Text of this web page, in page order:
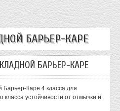
БАРЬЕР-КАРЕ
БАРЬЕР-КАРЕ
Каре 4 класса для
устойчивости от отмычки и